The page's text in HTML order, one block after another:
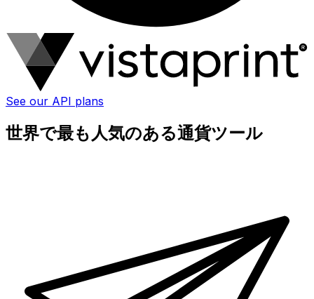
See our API plans
世界で最も人気のある通貨ツール